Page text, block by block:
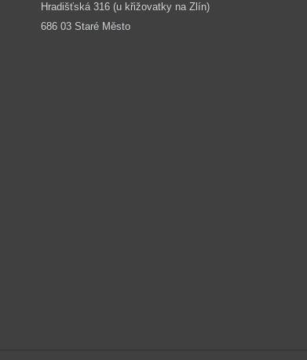
Hradišťská 316 (u křižovatky na Zlín)
686 03 Staré Město